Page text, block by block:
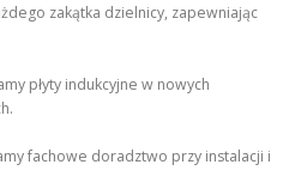
zakątka dzielnicy, zapewniając
płyty indukcyjne w nowych
fachowe doradztwo przy instalacji i